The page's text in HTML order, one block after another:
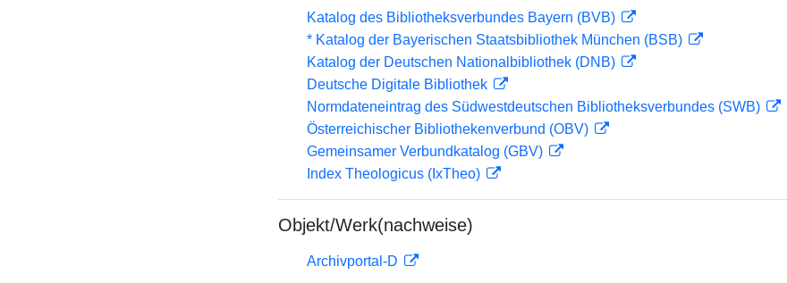
Katalog des Bibliotheksverbundes Bayern (BVB)
* Katalog der Bayerischen Staatsbibliothek München (BSB)
Katalog der Deutschen Nationalbibliothek (DNB)
Deutsche Digitale Bibliothek
Normdateneintrag des Südwestdeutschen Bibliotheksverbundes (SWB)
Österreichischer Bibliothekenverbund (OBV)
Gemeinsamer Verbundkatalog (GBV)
Index Theologicus (IxTheo)
Objekt/Werk(nachweise)
Archivportal-D